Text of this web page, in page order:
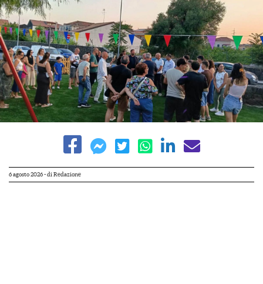
6 agosto 2026- di Redazione